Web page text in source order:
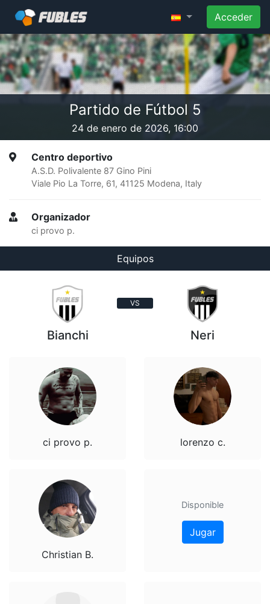
Acceder
Partido de Fútbol 5
24 de enero de 2026, 16:00
Centro deportivo
A.S.D. Polivalente 87 Gino Pini
Viale Pio La Torre, 61, 41125 Modena, Italy
Organizador
ci provo p.
Equipos
VS
Bianchi
ci provo p.
Christian B.
Neri
lorenzo c.
Disponible
Jugar